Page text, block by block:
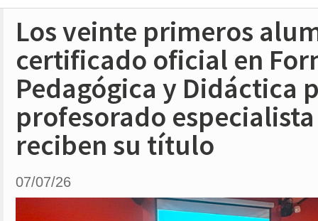
Los veinte primeros
certificado oficial en
Pedagógica y Didáctica
profesorado especialista
reciben su título
07/07/26